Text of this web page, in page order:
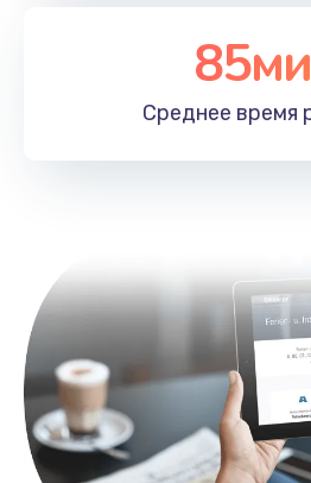
Замена лотка
990 руб.
Замена
Среднее время